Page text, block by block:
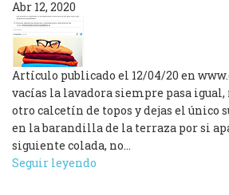
Abr 12, 2020
Artículo publicado el 12/04/20 en
vacías la lavadora siempre pasa igual,
otro calcetín de topos y dejas el único
en la barandilla de la terraza por si
siguiente colada, no…
Seguir leyendo